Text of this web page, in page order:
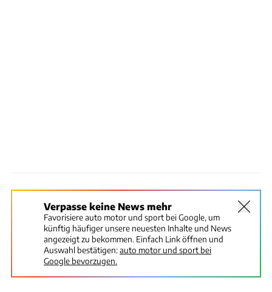
Verpasse keine News mehr
Favorisiere auto motor und sport bei Google, um
künftig häufiger unsere neuesten Inhalte und News
angezeigt zu bekommen. Einfach Link öffnen und
Auswahl bestätigen:auto motor und sport bei
Google bevorzugen.